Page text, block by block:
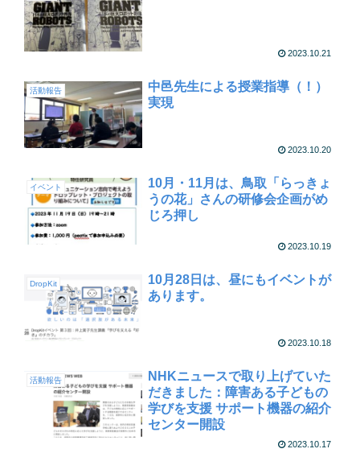
2023.10.21
活動報告
中邑先生による授業指導（！）
実現
2023.10.20
イベント
10月・11月は、鳥取「らっきょ
うの花」さんの研修会企画がめ
じろ押し
2023.10.19
DropKit
10月28日は、昼にもイベントが
あります。
2023.10.18
活動報告
NHKニュースで取り上げていた
だきました：障害ある子どもの
学びを支援 サポート機器の紹介
センター開設
2023.10.17